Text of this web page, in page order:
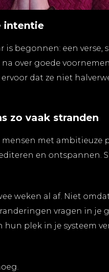
intentie
is begonnen: een verse,
over goede
dat ze niet
zo vaak stranden
met ambitieuze
en ontspannen.
weken al af. Niet
vragen in je
plek in je systeem